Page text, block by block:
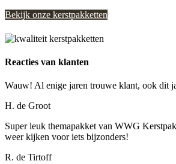
Bekijk onze kerstpakketten
Reacties van klanten
Wauw! Al enige jaren trouwe klant, ook dit
H. de Groot
Super leuk themapakket van WWG
weer kijken voor iets bijzonders!
R. de Tirtoff